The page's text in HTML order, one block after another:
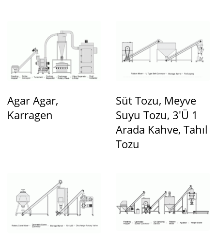
Agar Agar,
Karragen
Süt Tozu, Meyve
Suyu Tozu, 3'ü 1
Arada Kahve, Tahıl
Tozu